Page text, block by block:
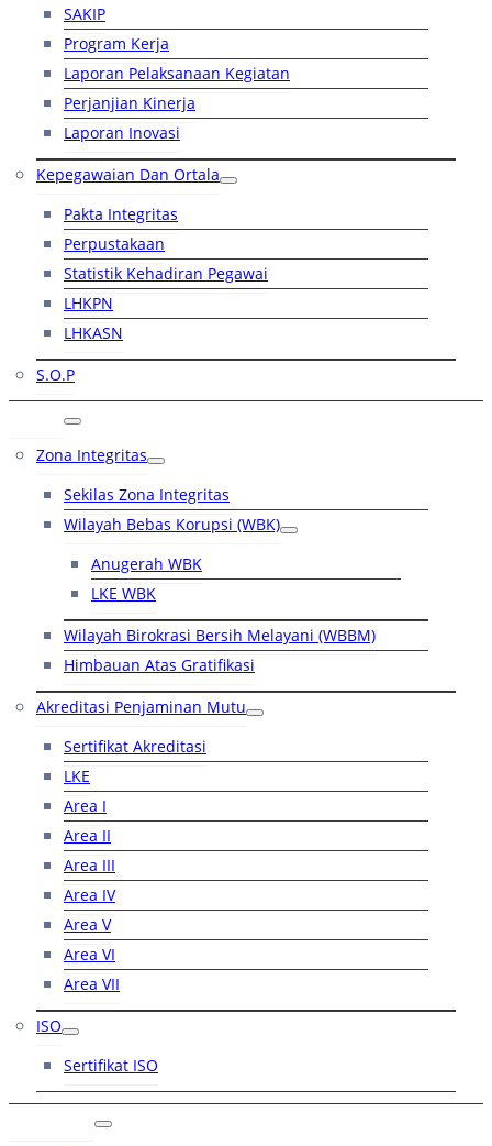
SAKIP
Program Kerja
Laporan Pelaksanaan Kegiatan
Perjanjian Kinerja
Laporan Inovasi
Kepegawaian Dan Ortala
Pakta Integritas
Perpustakaan
Statistik Kehadiran Pegawai
LHKPN
LHKASN
S.O.P
Zona Integritas
Sekilas Zona Integritas
Wilayah Bebas Korupsi (WBK)
Anugerah WBK
LKE WBK
Wilayah Birokrasi Bersih Melayani (WBBM)
Himbauan Atas Gratifikasi
Akreditasi Penjaminan Mutu
Sertifikat Akreditasi
LKE
Area I
Area II
Area III
Area IV
Area V
Area VI
Area VII
ISO
Sertifikat ISO